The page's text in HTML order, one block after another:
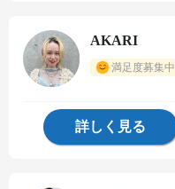
AKARI
満足度募集中
詳しく見る